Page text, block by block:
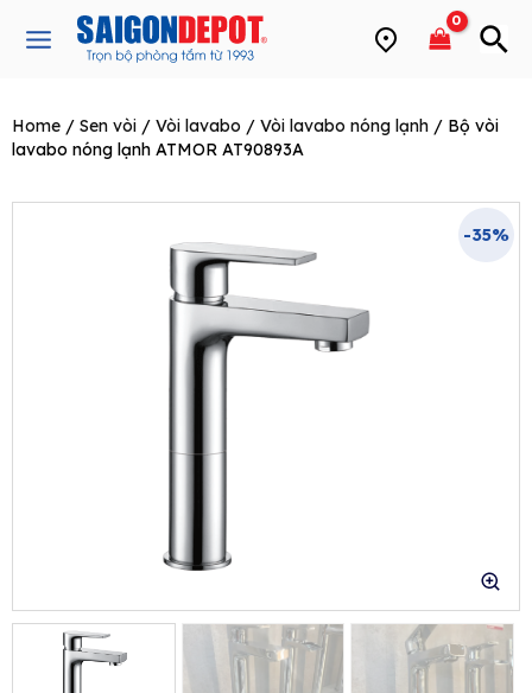
Main
Home / Sen vòi / Vòi lavabo / Vòi lavabo nóng lạnh / Bộ vòi
lavabo nóng lạnh ATMOR AT90893A
-35%